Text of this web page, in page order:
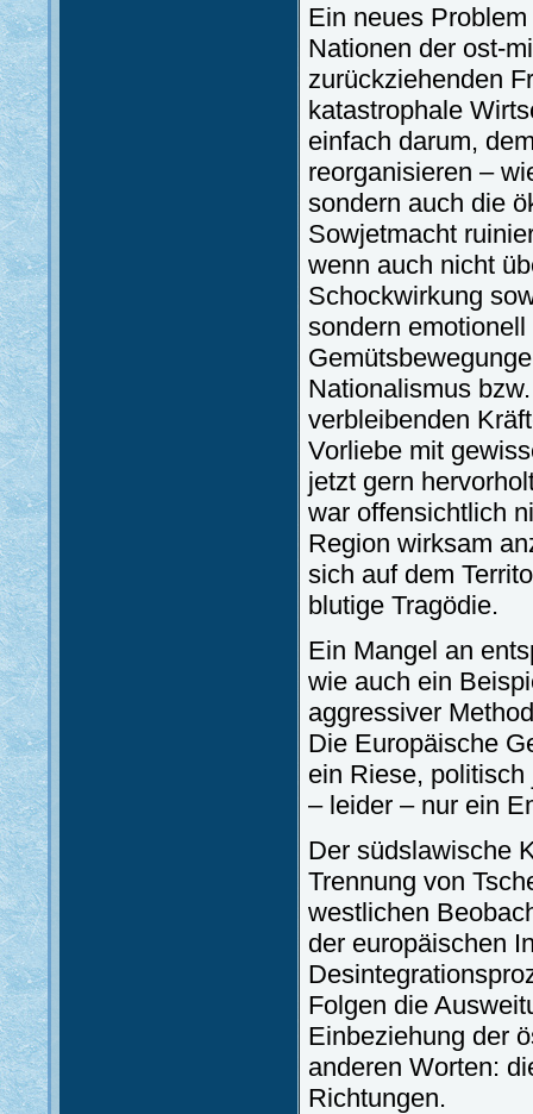
Ein neues
Nationen der ost-
zurückziehenden
katastrophale
einfach darum,
reorganisieren –
sondern auch die
Sowjetmacht
wenn auch nicht
Schockwirkung
sondern
Nationalismus
verbleibenden
Vorliebe mit
jetzt gern
war offensichtlich
Region wirksam
sich auf dem
blutige Tragödie.
Ein Mangel an
wie auch ein
aggressiver
Die Europäische
ein Riese,
– leider – nur ein
Der südslawische
Trennung von
westlichen
der europäischen
Folgen die
Einbeziehung der
anderen Worten:
Richtungen.